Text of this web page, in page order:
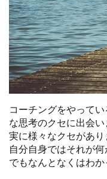
コーチングをやって
な思考のクセに出会い
実に様々なクセがあり
自分自身ではそれが
でもなんとなくはわか